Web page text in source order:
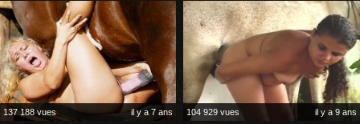
137 188 vues
il y a 7 ans
104 929 vues
il y a 9 ans